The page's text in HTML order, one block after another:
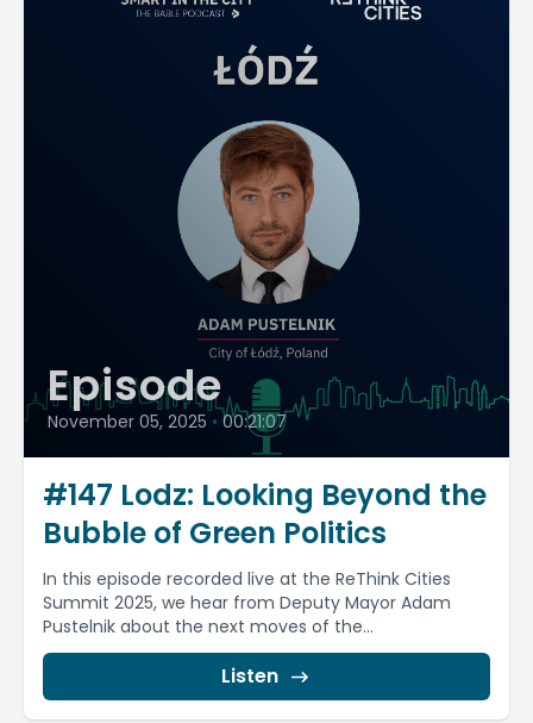
Episode
November 05, 2025 • 00:21:07
#147 Lodz: Looking Beyond the
Bubble of Green Politics
In this episode recorded live at the ReThink Cities
Summit 2025, we hear from Deputy Mayor Adam
Pustelnik about the next moves of the...
Listen